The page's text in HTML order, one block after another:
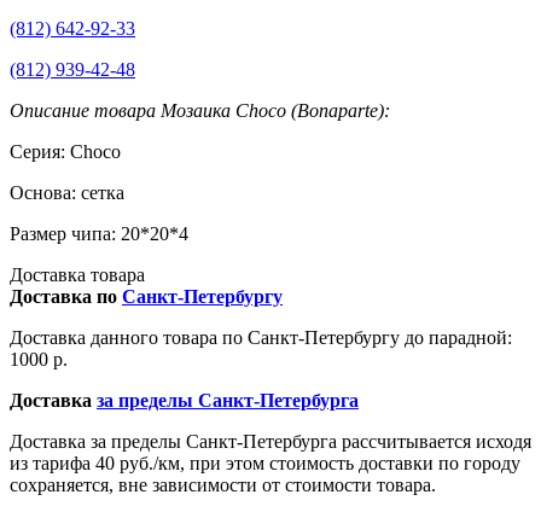
(812) 642-92-33
(812) 939-42-48
Описание товара Мозаика Choco (Bonaparte):
Серия: Choco
Основа: сетка
Размер чипа: 20*20*4
Доставка товара
Доставка по Санкт-Петербургу
Доставка данного товара по Санкт-Петербургу до парадной:
1000 р.
Доставка за пределы Санкт-Петербурга
Доставка за пределы Санкт-Петербурга рассчитывается исходя
из тарифа 40 руб./км, при этом стоимость доставки по городу
сохраняется, вне зависимости от стоимости товара.